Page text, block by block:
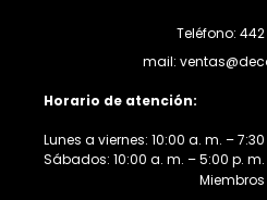
Teléfono:
mail:
Horario de atención:
Lunes a viernes: 10:00 a. m. –
Sábados: 10:00 a. m. – 5:00 p. m.
Miembros